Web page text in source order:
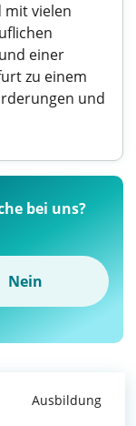
mit vielen
einer
zu einem
und
bei uns?
Nein
Ausbildung